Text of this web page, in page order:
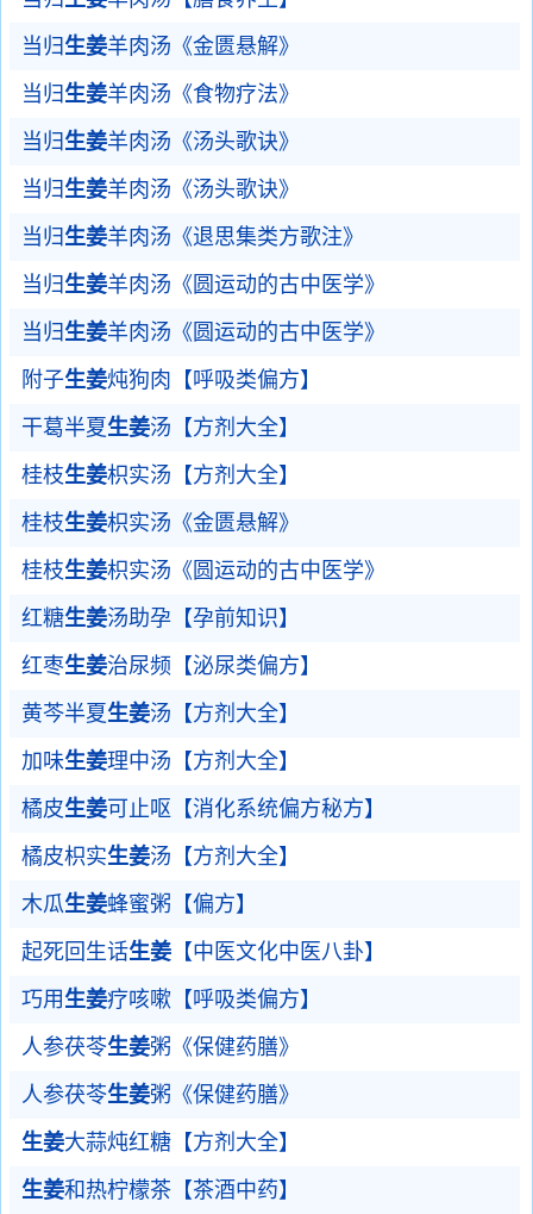
当归 生姜羊肉汤《金匮悬解》
当归 生姜羊肉汤《食物疗法》
当归 生姜羊肉汤《汤头歌诀》
当归 生姜羊肉汤《汤头歌诀》
当归 生姜羊肉汤《退思集类方歌注》
当归 生姜羊肉汤《圆运动的古中医学》
当归 生姜羊肉汤《圆运动的古中医学》
附子生姜炖狗肉【呼吸类偏方】
干葛半夏 生姜汤【方剂大全】
桂枝生姜枳实汤【方剂大全】
桂枝生姜枳实汤《金匮悬解》
桂枝生姜枳实汤《圆运动的古中医学》
红糖生姜汤助孕【孕前知识】
红枣生姜治尿频【泌尿类偏方】
黄芩半夏 生姜汤【方剂大全】
加味生姜理中汤【方剂大全】
橘皮生姜可止呕【消化系统偏方秘方】
橘皮枳实生姜汤【方剂大全】
木瓜生姜蜂蜜粥【偏方】
起死回生话生姜 【中医文化中医八卦】
巧用 生姜疗咳嗽【呼吸类偏方】
人参茯苓生姜粥《保健药膳》
人参茯苓生姜粥《保健药膳》
生姜大蒜炖红糖【方剂大全】
生姜和热柠檬茶【茶酒中药】